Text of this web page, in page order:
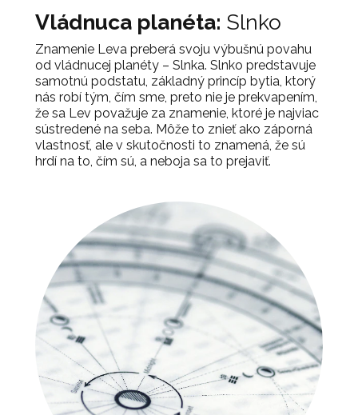
Vládnuca planéta: Slnko
Znamenie Leva preberá svoju výbušnú povahu
od vládnucej planéty – Slnka. Slnko predstavuje
samotnú podstatu, základný princíp bytia, ktorý
nás robí tým, čím sme, preto nie je prekvapením,
že sa Lev považuje za znamenie, ktoré je najviac
sústredené na seba. Môže to znieť ako záporná
vlastnosť, ale v skutočnosti to znamená, že sú
hrdí na to, čím sú, a neboja sa to prejaviť.